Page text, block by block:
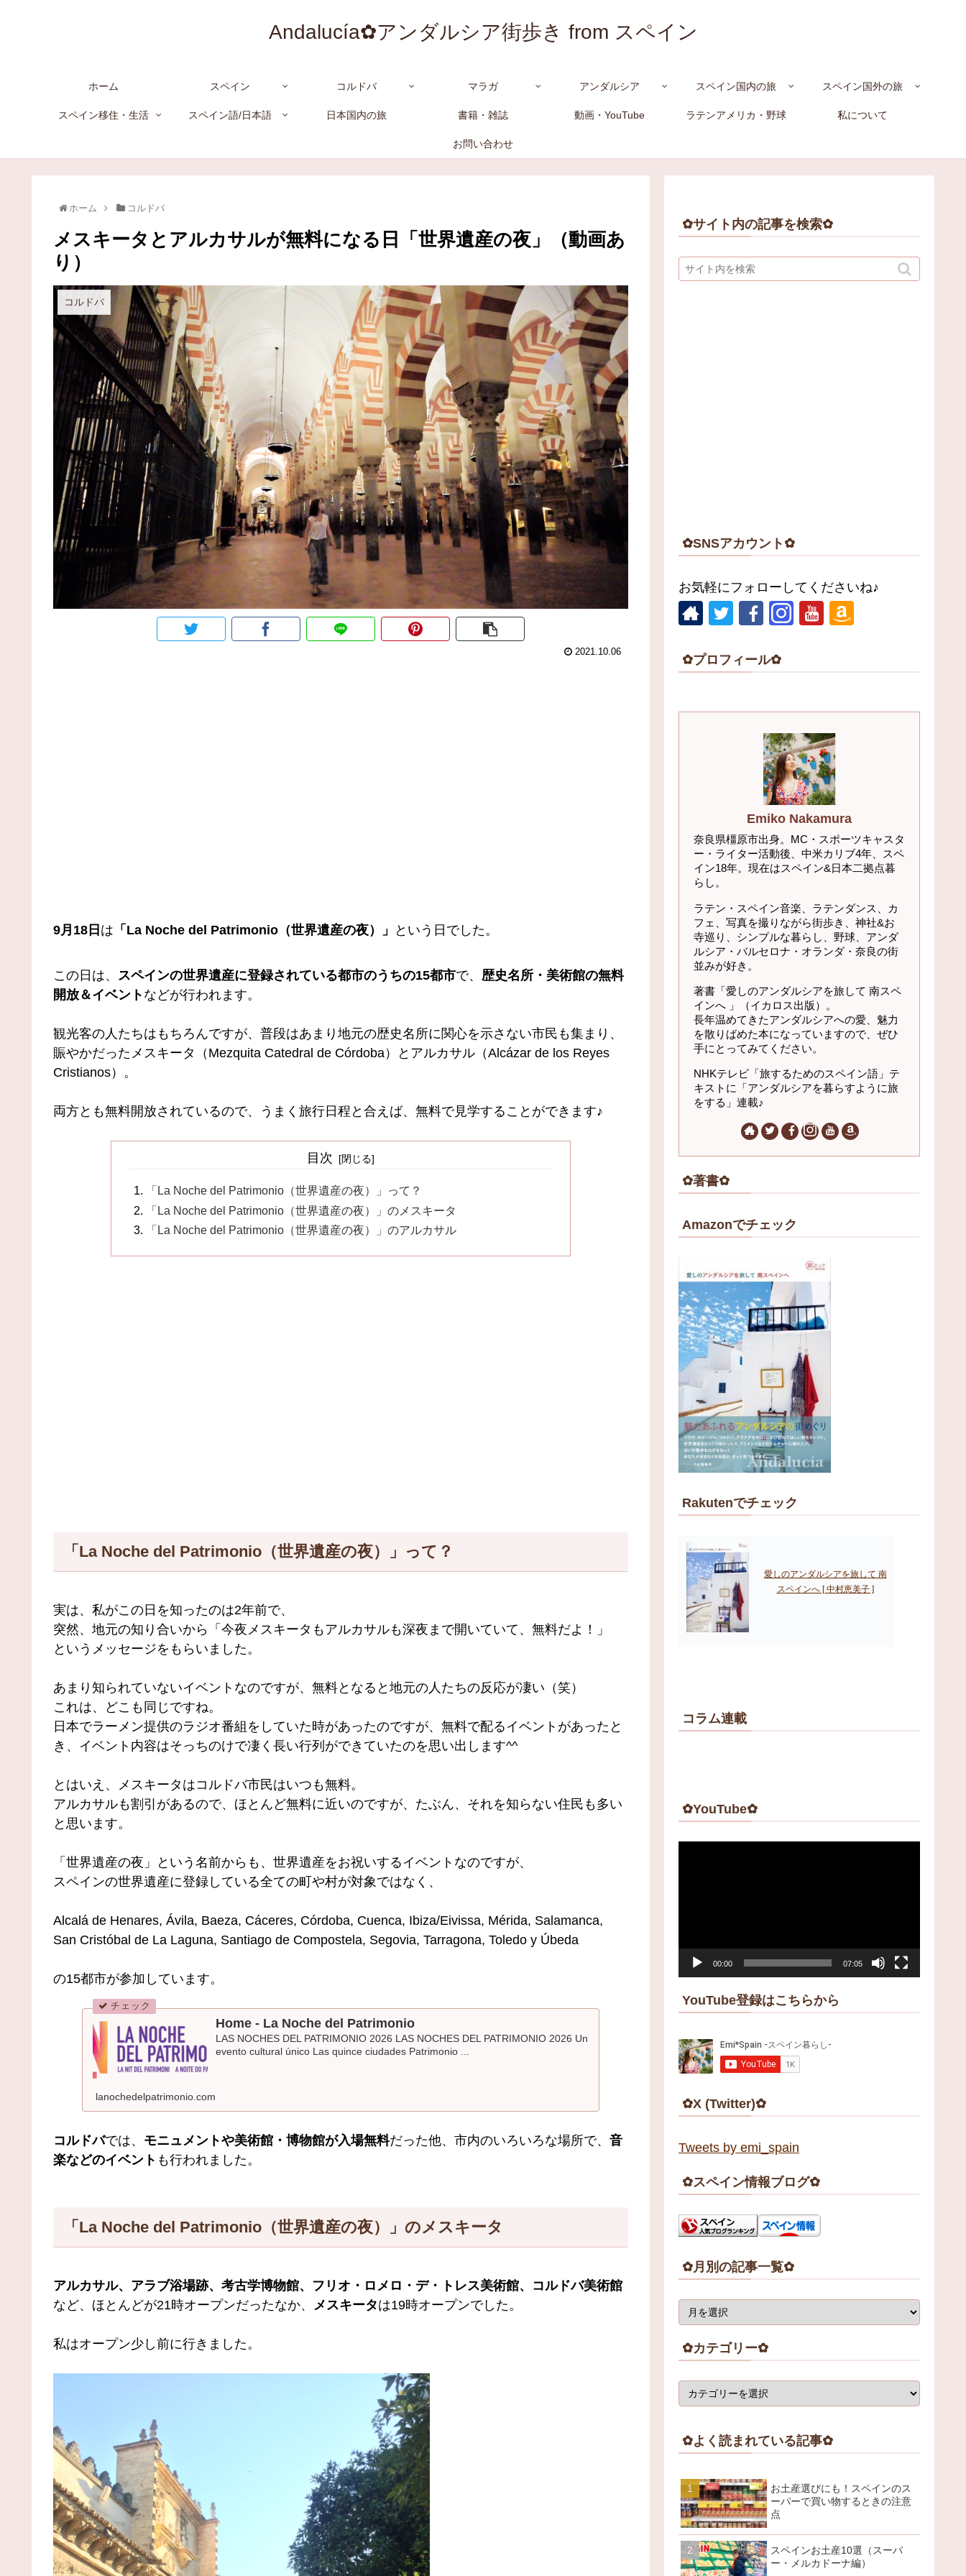
Andalucía✿アンダルシア街歩き from スペイン
ホーム スペイン コルドバ マラガ アンダルシア スペイン国内の旅 スペイン国外の旅
スペイン移住・生活 スペイン語/日本語 日本国内の旅 書籍・雑誌 動画・YouTube ラテンアメリカ・野球 私について
お問い合わせ
ホーム コルドバ
メスキータとアルカサルが無料になる日「世界遺産の夜」（動画あ
り）
コルドバ
2021.10.06
9月18日 は 「La Noche del Patrimonio（世界遺産の夜）」 という日でした。
この日は、 スペインの世界遺産に登録されている都市のうちの15都市で、 歴史名所・美術館の無料
開放＆イベント などが行われます。
観光客の人たちはもちろんですが、普段はあまり地元の歴史名所に関心を示さない市民も集まり、
賑やかだったメスキータ（Mezquita Catedral de Córdoba）とアルカサル（Alcázar de los Reyes
Cristianos）。
両方とも無料開放されているので、うまく旅行日程と合えば、無料で見学することができます♪
目次
「La Noche del Patrimonio（世界遺産の夜）」って？
「La Noche del Patrimonio（世界遺産の夜）」のメスキータ
「La Noche del Patrimonio（世界遺産の夜）」のアルカサル
「La Noche del Patrimonio（世界遺産の夜）」って？
実は、私がこの日を知ったのは2年前で、
突然、地元の知り合いから「今夜メスキータもアルカサルも深夜まで開いていて、無料だよ！」
というメッセージをもらいました。
あまり知られていないイベントなのですが、無料となると地元の人たちの反応が凄い（笑）
これは、どこも同じですね。
日本でラーメン提供のラジオ番組をしていた時があったのですが、無料で配るイベントがあったと
き、イベント内容はそっちのけで凄く長い行列ができていたのを思い出します^^
とはいえ、メスキータはコルドバ市民はいつも無料。
アルカサルも割引があるので、ほとんど無料に近いのですが、たぶん、それを知らない住民も多い
と思います。
「世界遺産の夜」という名前からも、世界遺産をお祝いするイベントなのですが、
スペインの世界遺産に登録している全ての町や村が対象ではなく、
Alcalá de Henares, Ávila, Baeza, Cáceres, Córdoba, Cuenca, Ibiza/Eivissa, Mérida, Salamanca,
San Cristóbal de La Laguna, Santiago de Compostela, Segovia, Tarragona, Toledo y Úbeda
の15都市が参加しています。
Home - La Noche del Patrimonio
LAS NOCHES DEL PATRIMONIO 2026 LAS NOCHES DEL PATRIMONIO 2026 Un
evento cultural único Las quince ciudades Patrimonio ...
lanochedelpatrimonio.com
コルドバでは、 モニュメントや美術館・博物館が入場無料だった他、市内のいろいろな場所で、 音
楽などのイベント も行われました。
「La Noche del Patrimonio（世界遺産の夜）」のメスキータ
アルカサル、アラブ浴場跡、考古学博物館、フリオ・ロメロ・デ・トレス美術館、コルドバ美術館
など、ほとんどが21時オープンだったなか、
メスキータは19時オープンでした。
私はオープン少し前に行きました。
✿サイト内の記事を検索✿
✿SNSアカウント✿
お気軽にフォローしてくださいね♪
✿プロフィール✿
Emiko Nakamura
奈良県橿原市出身。MC・スポーツキャスタ
ー・ライター活動後、中米カリブ4年、スペ
イン18年。現在はスペイン&日本二拠点暮
らし。
ラテン・スペイン音楽、ラテンダンス、カ
フェ、写真を撮りながら街歩き、神社&お
寺巡り、シンプルな暮らし、野球、アンダ
ルシア・バルセロナ・オランダ・奈良の街
並みが好き。
著書「愛しのアンダルシアを旅して 南スペ
インへ 」（イカロス出版）。
長年温めてきたアンダルシアへの愛、魅力
を散りばめた本になっていますので、ぜひ
手にとってみてください。
NHKテレビ「旅するためのスペイン語」テ
キストに「アンダルシアを暮らすように旅
をする」連載♪
✿著書✿
Amazonでチェック
Rakutenでチェック
愛しのアンダルシアを旅して 南
スペインへ [ 中村恵美子 ]
コラム連載
✿YouTube✿
00:00 07:05
YouTube登録はこちらから
✿X (Twitter)✿
Tweets by emi_spain
✿スペイン情報ブログ✿
✿月別の記事一覧✿
✿カテゴリー✿
✿よく読まれている記事✿
お土産選びにも！スペインのス
ーパーで買い物するときの注意
点
スペインお土産10選（スーパ
ー・メルカドーナ編）